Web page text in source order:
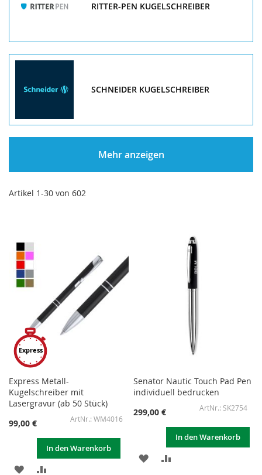
RITTER-PEN KUGELSCHREIBER
SCHNEIDER KUGELSCHREIBER
Mehr anzeigen
Artikel 1-30 von 602
Express
Express Metall-
Kugelschreiber mit
Lasergravur (ab 50 Stück)
99,00 €
WM4016
In den Warenkorb
ZUR
Senator Nautic Touch Pad Pen
individuell bedrucken
299,00 €
SK2754
In den Warenkorb
ZUR